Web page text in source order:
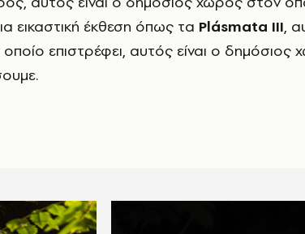
εικαστική έκθεση όπως τα Plásmata ΙΙΙ,
επιστρέφει, αυτός είναι ο δημόσιος